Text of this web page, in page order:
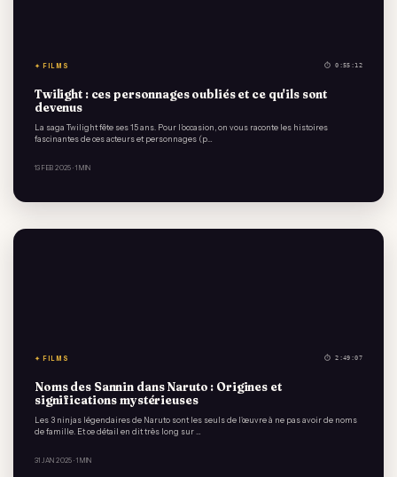
✦ FILMS ⏱ 0:55:12
Twilight : ces personnages oubliés et ce qu'ils sont
devenus
La saga Twilight fête ses 15 ans. Pour l’occasion, on vous raconte les histoires
fascinantes de ces acteurs et personnages (p…
13 FEB 2025 · 1 MIN
✦ FILMS ⏱ 2:49:07
Noms des Sannin dans Naruto : Origines et
significations mystérieuses
Les 3 ninjas légendaires de Naruto sont les seuls de l'œuvre à ne pas avoir de noms
de famille. Et ce détail en dit très long sur …
31 JAN 2025 · 1 MIN